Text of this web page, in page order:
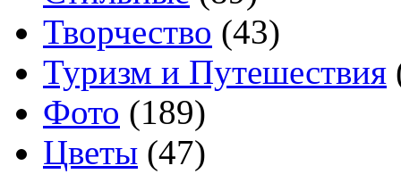
Творчество (43)
Туризм и Путешествия
Фото (189)
Цветы (47)